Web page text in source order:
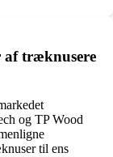
af træknusere
og TP Wood
til ens